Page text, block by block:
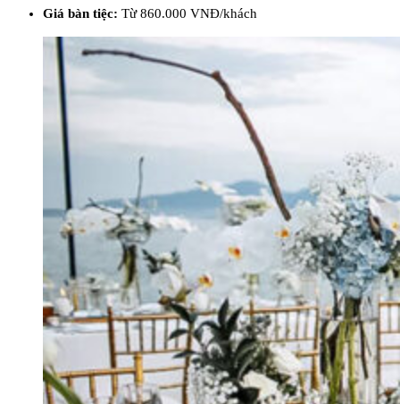
Giá bàn tiệc: Từ 860.000 VNĐ/khách